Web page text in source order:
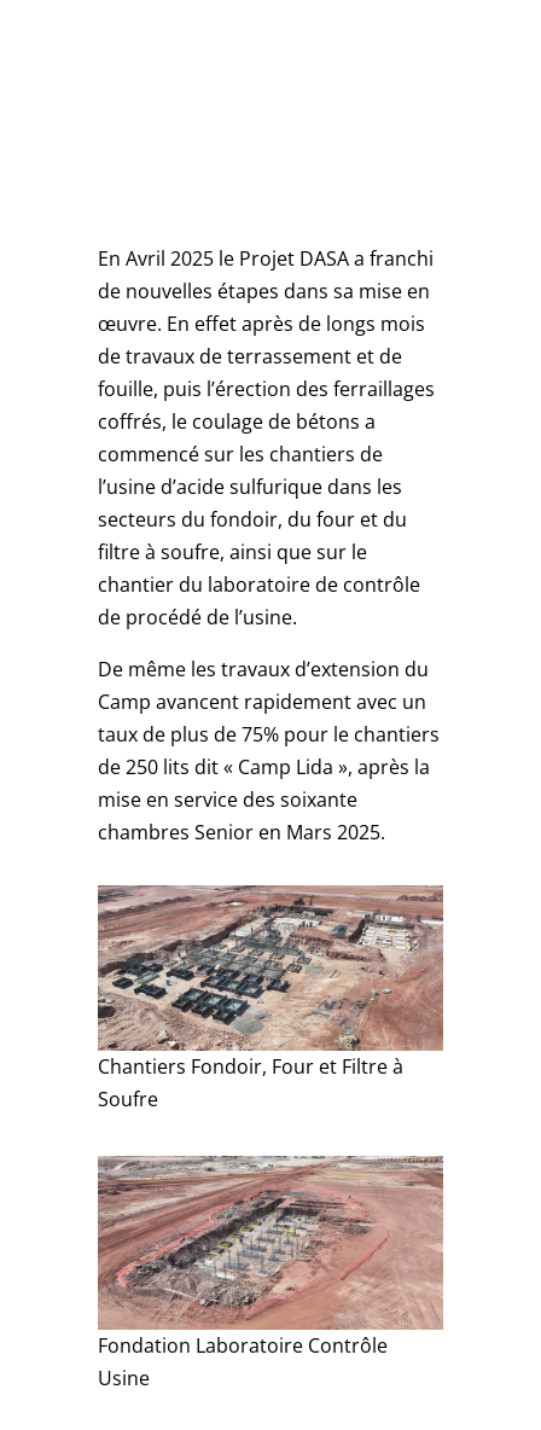
En Avril 2025 le Projet DASA a franchi
de nouvelles étapes dans sa mise en
œuvre. En effet après de longs mois
de travaux de terrassement et de
fouille, puis l’érection des ferraillages
coffrés, le coulage de bétons a
commencé sur les chantiers de
l’usine d’acide sulfurique dans les
secteurs du fondoir, du four et du
filtre à soufre, ainsi que sur le
chantier du laboratoire de contrôle
de procédé de l’usine.
De même les travaux d’extension du
Camp avancent rapidement avec un
taux de plus de 75% pour le chantiers
de 250 lits dit « Camp Lida », après la
mise en service des soixante
chambres Senior en Mars 2025.
Chantiers Fondoir, Four et Filtre à
Soufre
Fondation Laboratoire Contrôle
Usine